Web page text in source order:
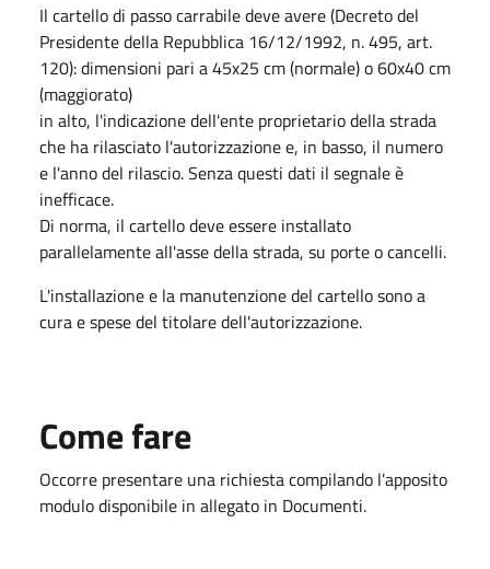
Il cartello di passo carrabile deve avere (Decreto del
Presidente della Repubblica 16/12/1992, n. 495, art.
120): dimensioni pari a 45x25 cm (normale) o 60x40 cm
(maggiorato)
in alto, l'indicazione dell'ente proprietario della strada
che ha rilasciato l'autorizzazione e, in basso, il numero
e l'anno del rilascio. Senza questi dati il segnale è
inefficace.
Di norma, il cartello deve essere installato
parallelamente all'asse della strada, su porte o cancelli.
L'installazione e la manutenzione del cartello sono a
cura e spese del titolare dell'autorizzazione.
Come fare
Occorre presentare una richiesta compilando l'apposito
modulo disponibile in allegato in Documenti.